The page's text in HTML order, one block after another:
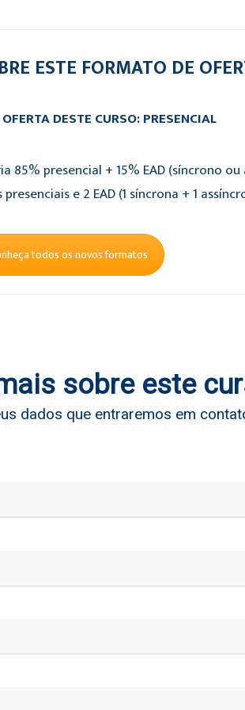
ESTE FORMATO DE
DESTE CURSO: PRESENCIAL
85% presencial + 15% EAD (síncrono ou
e 2 EAD (1 síncrona + 1
todos os novos formatos
sobre este
dados que entraremos em